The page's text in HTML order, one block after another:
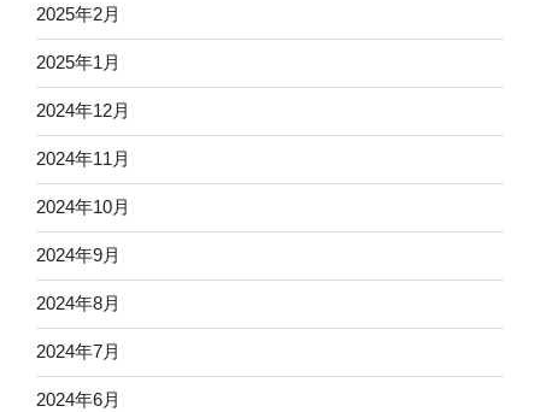
2025年2月
2025年1月
2024年12月
2024年11月
2024年10月
2024年9月
2024年8月
2024年7月
2024年6月